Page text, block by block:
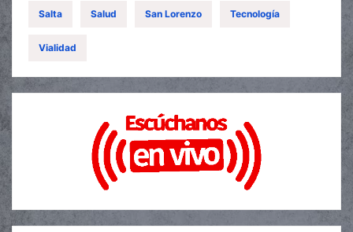
Salta Salud San Lorenzo Tecnología
Vialidad